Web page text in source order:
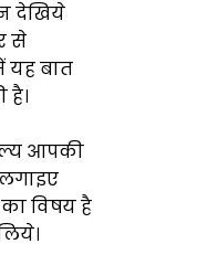
देखिये
से
यह बात
आपकी
विषय है